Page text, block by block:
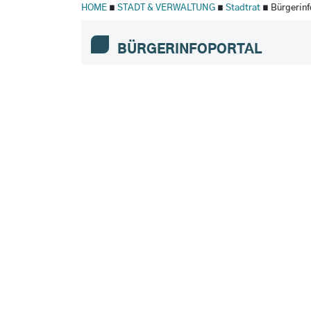
HOME ∎ STADT & VERWALTUNG ∎ Stadtrat ∎
BÜRGERINFOPORTAL